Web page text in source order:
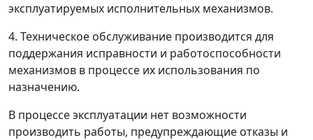
эксплуатируемых исполнительных механизмов.
4. Техническое обслуживание производится для
поддержания исправности и работоспособности
механизмов в процессе их использования по
назначению.
В процессе эксплуатации нет возможности
производить работы, предупреждающие отказы и